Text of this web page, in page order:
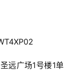
远广场1号楼1单